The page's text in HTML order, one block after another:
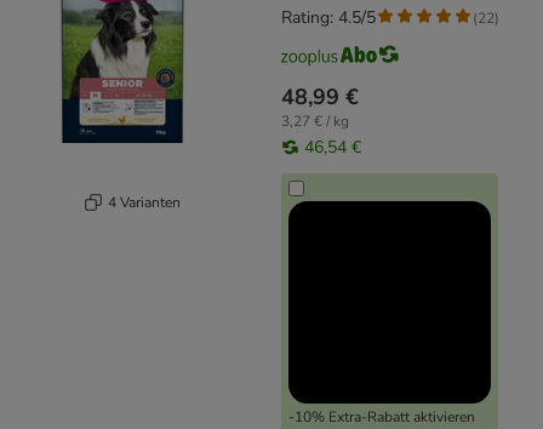
4 Varianten
48,99 €
3,27 € / kg
46,54 €
-10% Extra-Rabatt aktivieren
Rating: 4.5/5 (22)